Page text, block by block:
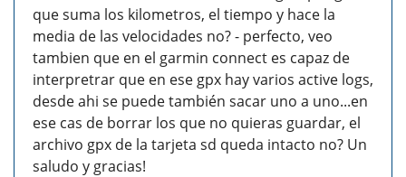
que suma los kilometros, el tiempo y hace la
media de las velocidades no? - perfecto, veo
tambien que en el garmin connect es capaz de
interpretrar que en ese gpx hay varios active logs,
desde ahi se puede también sacar uno a uno...en
ese cas de borrar los que no quieras guardar, el
archivo gpx de la tarjeta sd queda intacto no? Un
saludo y gracias!